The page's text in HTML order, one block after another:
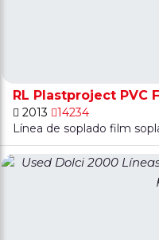
RL Plastproject PVC
2013
14234
Línea de soplado film